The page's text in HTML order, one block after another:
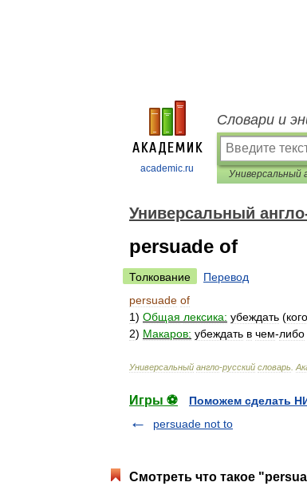
academic.ru
Словари и
Универсальный
persuade of
Толкование
Перевод
persuade of
1) Общая лексика: убеждать (кого
2) Макаров: убеждать в чем-либо
Универсальный англо-русский словарь
Игры ⚽
Поможем сделать
persuade not to
Смотреть что такое